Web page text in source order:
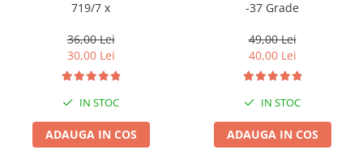
719/7 x
36,00 Lei
30,00 Lei
IN STOC
ADAUGA IN COS
-37 Grade
49,00 Lei
40,00 Lei
IN STOC
ADAUGA IN COS